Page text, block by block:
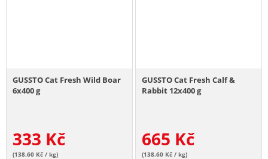
GUSSTO Cat Fresh Wild Boar
6x400 g
333 Kč
(138.60 Kč / kg)
GUSSTO Cat Fresh Calf &
Rabbit 12x400 g
665 Kč
(138.60 Kč / kg)